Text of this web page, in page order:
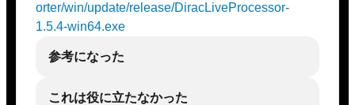
orter/win/update/release/DiracLiveProcessor-
1.5.4-win64.exe
参考になった
これは役に立たなかった